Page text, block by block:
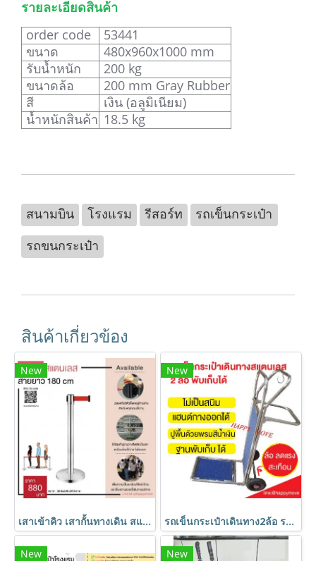
รายละเอียดสินค้า
order code
53441
ขนาด
480x960x1000 mm
รับน้ำหนัก
200 kg
ขนาดล้อ
200 mm Gray Rubber
สี
เงิน (อลูมิเนียม)
น้ำหนักสินค้า 18.5 kg
สนามบิน โรงแรม รีสอร์ท รถเข็นกระเป๋า
รถขนกระเป๋า
สินค้าเกี่ยวข้อง
New
เสาเข้าคิว เสากั้นทางเดิน สแตนเลสพร้อมสายดึง(สีแดง) HORECAT code 24694
New
รถเข็นกระเป๋าเดินทาง2ล้อ รถเข็นสแตนเลส รถเข็นบริการลูกค้า รถเข็นโรงแรม รถเข็น2ล้อพับได้ HORECAT code 24724
New New